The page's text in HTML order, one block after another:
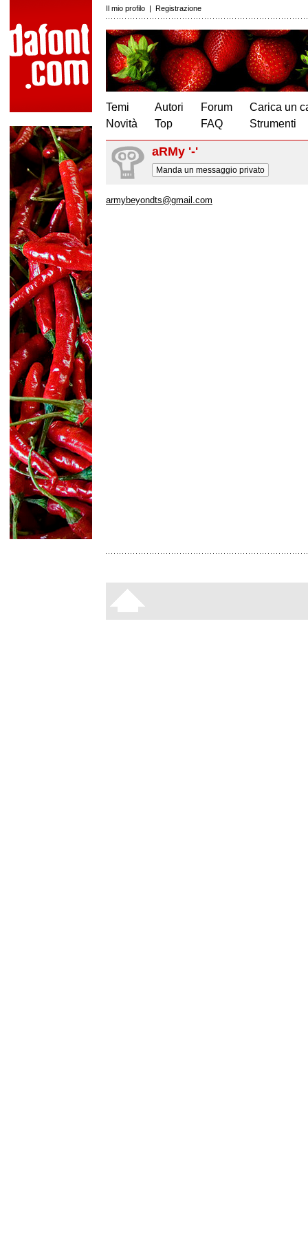
Il mio profilo | Registrazione
Temi
Novità
Autori
Top
Forum
FAQ
Carica un
Strumenti
aRMy '-'
Manda un messaggio privato
armybeyondts@gmail.com